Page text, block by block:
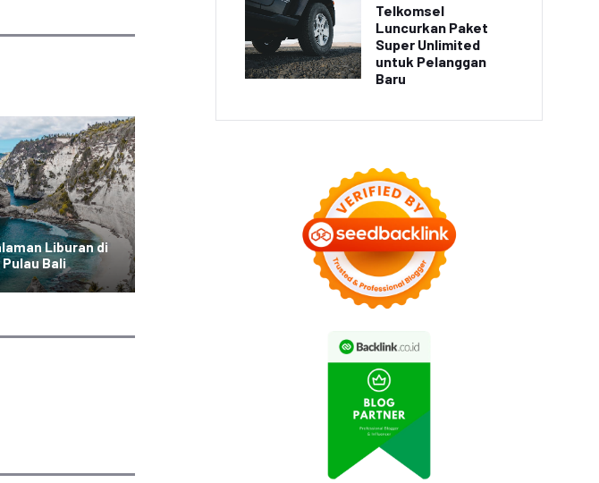
Liburan di
Pulau Bali
Pesona Indonesia:
Pemandangan Indah
Destinasi Wisata Pulau
Bintan Kembali Dibuka
untuk Pengunjung
Telkomsel
Luncurkan Paket
Super Unlimited
untuk Pelanggan
Baru